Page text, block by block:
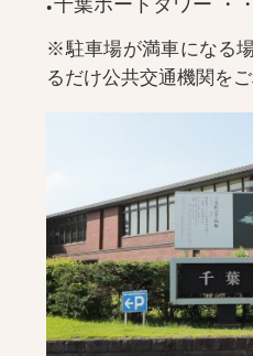
※駐車場が満車になる
るだけ公共交通機関をご